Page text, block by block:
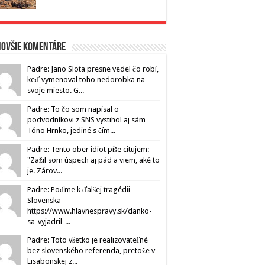
komentáre
Padre: Jano Slota presne vedel čo robí,
keď vymenoval toho nedorobka na
svoje miesto. G...
Padre: To čo som napísal o
podvodníkovi z SNS vystihol aj sám
Tóno Hrnko, jediné s čím...
Padre: Tento ober idiot píše citujem:
"Zažil som úspech aj pád a viem, aké to
je. Zárov...
Padre: Poďme k ďalšej tragédii
Slovenska
https://www.hlavnespravy.sk/danko-
sa-vyjadril-...
Padre: Toto všetko je realizovateľné
bez slovenského referenda, pretože v
Lisabonskej z...